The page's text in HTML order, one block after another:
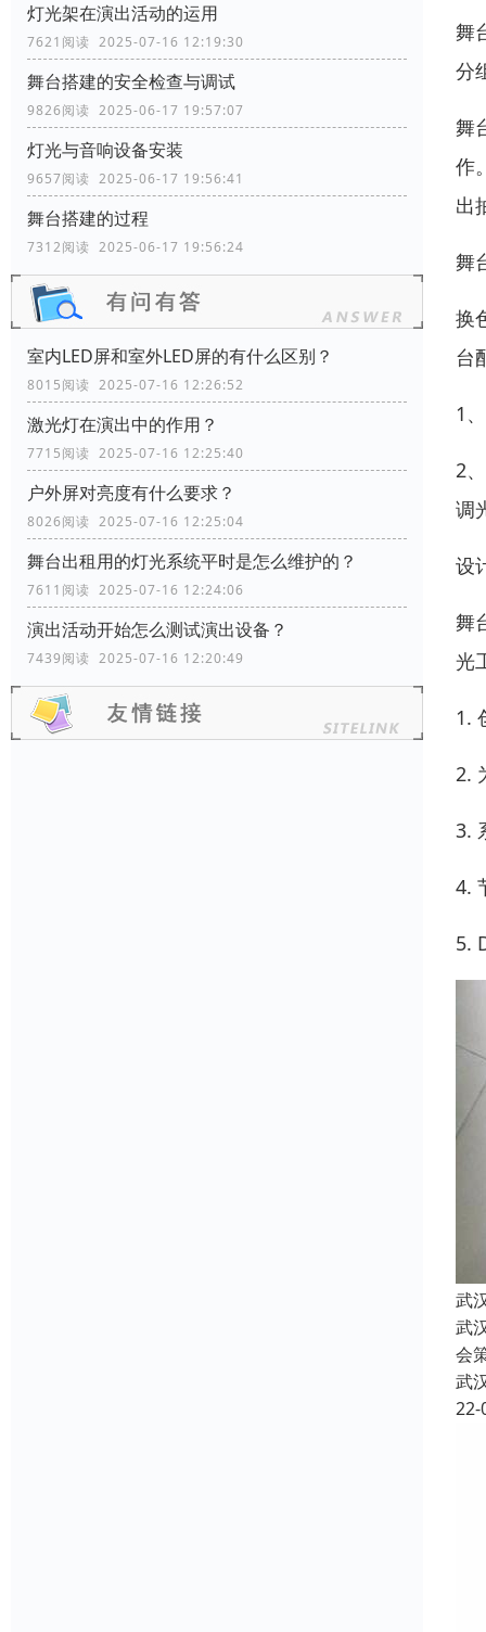
灯光架在演出活动的运用
7621阅读 2025-07-16 12:19:30
舞台搭建的安全检查与调试
9826阅读 2025-06-17 19:57:07
灯光与音响设备安装
9657阅读 2025-06-17 19:56:41
舞台搭建的过程
7312阅读 2025-06-17 19:56:24
室内LED屏和室外LED屏的有什么区别？
8015阅读 2025-07-16 12:26:52
激光灯在演出中的作用？
7715阅读 2025-07-16 12:25:40
户外屏对亮度有什么要求？
8026阅读 2025-07-16 12:25:04
舞台出租用的灯光系统平时是怎么维护的？
7611阅读 2025-07-16 12:24:06
演出活动开始怎么测试演出设备？
7439阅读 2025-07-16 12:20:49
舞
分
舞
作
出
舞
换
台
1
2
调
设
舞
光
1.
2.
3.
4.
5.
武
武
会
武
22-